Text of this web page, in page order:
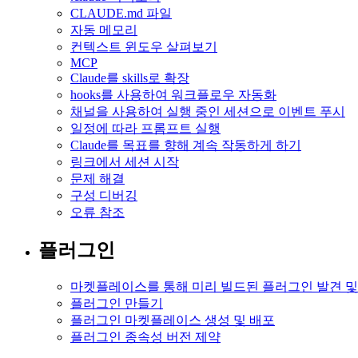
CLAUDE.md 파일
자동 메모리
컨텍스트 윈도우 살펴보기
MCP
Claude를 skills로 확장
hooks를 사용하여 워크플로우 자동화
채널을 사용하여 실행 중인 세션으로 이벤트 푸시
일정에 따라 프롬프트 실행
Claude를 목표를 향해 계속 작동하게 하기
링크에서 세션 시작
문제 해결
구성 디버깅
오류 참조
플러그인
마켓플레이스를 통해 미리 빌드된 플러그인 발견
플러그인 만들기
플러그인 마켓플레이스 생성 및 배포
플러그인 종속성 버전 제약